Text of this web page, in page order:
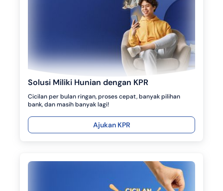
Solusi Miliki Hunian dengan KPR
Cicilan per bulan ringan, proses cepat, banyak pilihan
bank, dan masih banyak lagi!
Ajukan KPR